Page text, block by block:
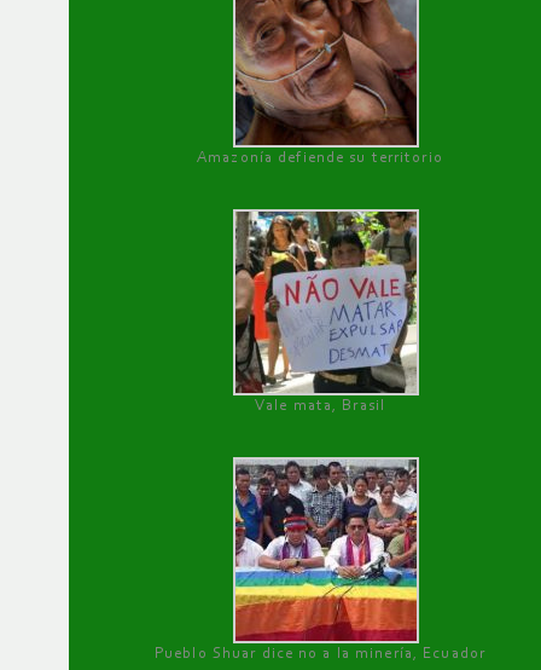
Amazonía defiende su territorio
Vale mata, Brasil
Pueblo Shuar dice no a la minería, Ecuador